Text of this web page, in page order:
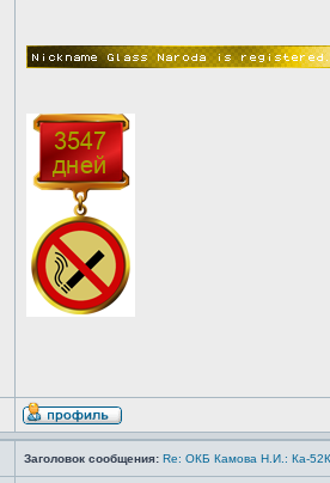
Заголовок сообщения: Re: ОКБ Камова Н.И.: Ка-